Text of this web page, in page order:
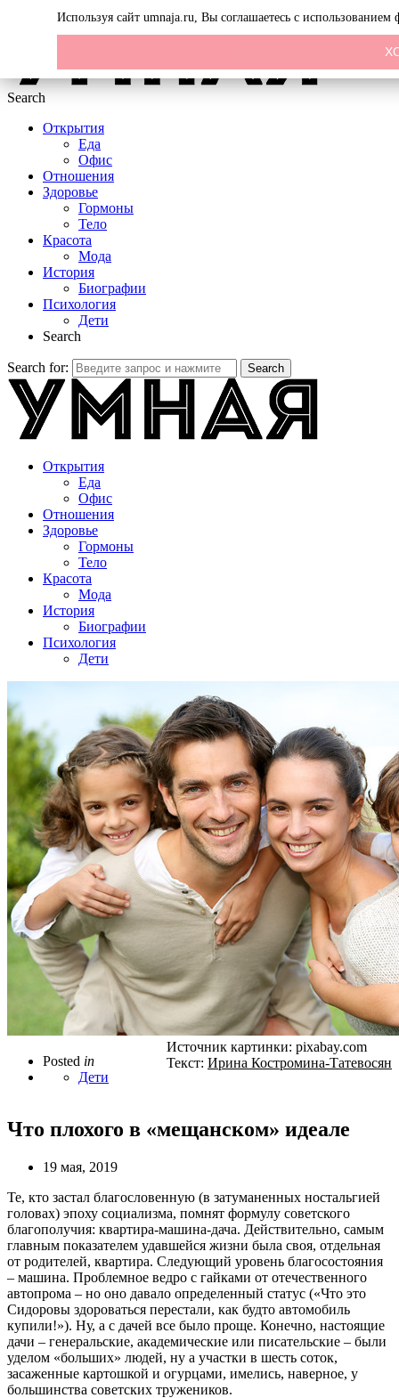
Search
Открытия
Еда
Офис
Отношения
Здоровье
Гормоны
Тело
Красота
Мода
История
Биографии
Психология
Дети
Search
Search for: Search
Открытия
Еда
Офис
Отношения
Здоровье
Гормоны
Тело
Красота
Мода
История
Биографии
Психология
Дети
Posted in
Дети
Источник картинки: pixabay.com
Текст: Ирина Костромина-Татевосян
Что плохого в «мещанском» идеале
19 мая, 2019
Те, кто застал благословенную (в затуманенных ностальгией
головах) эпоху социализма, помнят формулу советского
благополучия: квартира-машина-дача. Действительно, самым
главным показателем удавшейся жизни была своя, отдельная
от родителей, квартира. Следующий уровень благосостояния
– машина. Проблемное ведро с гайками от отечественного
автопрома – но оно давало определенный статус («Что это
Сидоровы здороваться перестали, как будто автомобиль
купили!»). Ну, а с дачей все было проще. Конечно, настоящие
дачи – генеральские, академические или писательские – были
уделом «больших» людей, ну а участки в шесть соток,
засаженные картошкой и огурцами, имелись, наверное, у
большинства советских тружеников.
Используя сайт umnaja.ru, Вы соглашаетесь с использованием